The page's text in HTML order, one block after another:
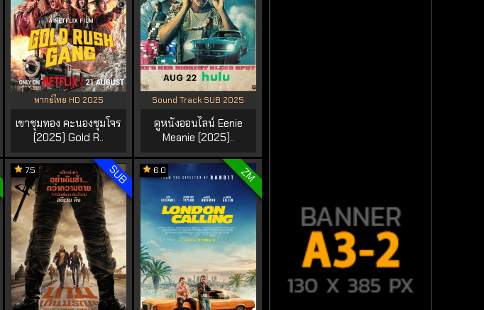
พากย์ไทย HD 2025
เขาชุมทอง คะนองชุมโจร
(2025) Gold R..
Sound Track SUB 2025
ดูหนังออนไลน์ Eenie
Meanie (2025)..
SUB
7.5 ZM
6.0